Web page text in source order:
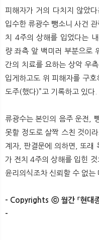
피해자가 거의 다치지 않았
입수한 류광수 뺑소니 사건
치 4주의 상해를 입었다는
량 좌측 앞 백미러 부분으로
간의 치료를 요하는 상악 우
입게하고도 위 피해자를 구
도주(했다)”고 기록하고 있다.
류광수는 본인의 음주 운전,
못할 정도로 살짝 스친 것이
계자, 판결문에 의하면, 또래
가 전치 4주의 상해를 입힌
윤리의식조차 신뢰할 수 없는
- Copyrights ⓒ 월간 「현대종
-​​